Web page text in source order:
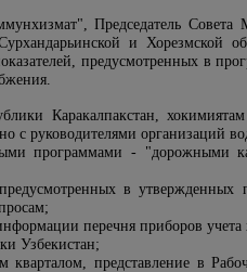
Председатель
и Хорезмской
предусмотренных в
Каракалпакстан,
с руководителями организаций
программами - "дорожными
предусмотренных в
перечня приборов
Узбекистан;
кварталом, представление в